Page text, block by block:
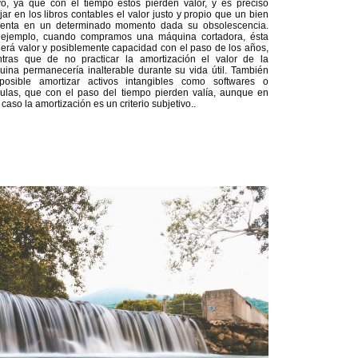
ya que con el tiempo estos pierden valor, y es preciso
en los libros contables el valor justo y propio que un bien
en un determinado momento dada su obsolescencia.
cuando compramos una máquina cortadora, ésta
valor y posiblemente capacidad con el paso de los años,
que de no practicar la amortización el valor de la
permanecería inalterable durante su vida útil. También
amortizar activos intangibles como softwares o
que con el paso del tiempo pierden valía, aunque en
la amortización es un criterio subjetivo..